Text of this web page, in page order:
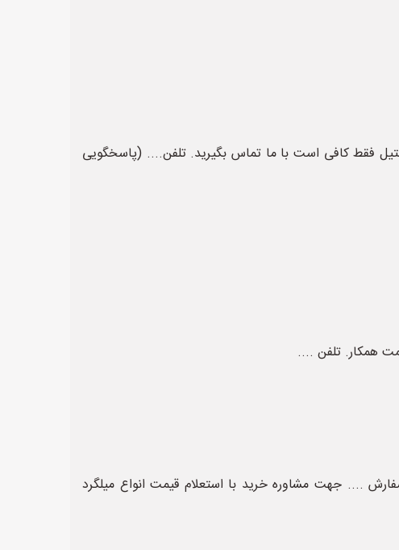
فقط کافی است با ما تماس بگیرید. تلفن.... (پاسخگویی
همکار. تلفن ....
.... جهت مشاوره خرید با استعلام قیمت انواع میلگرد